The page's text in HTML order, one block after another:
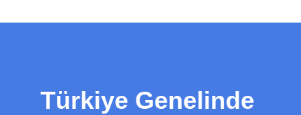
Türkiye Genelinde